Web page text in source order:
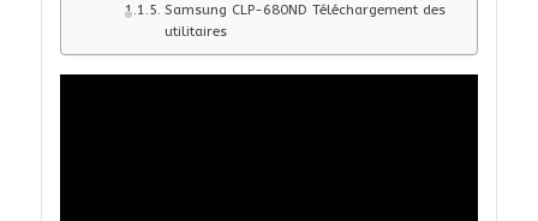
Samsung CLP-680ND Téléchargement des
utilitaires